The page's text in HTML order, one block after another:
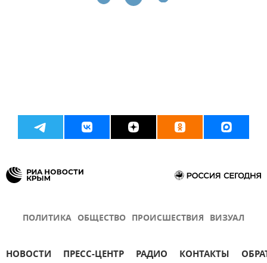
ПОЛИТИКА ОБЩЕСТВО ПРОИСШЕСТВИЯ ВИЗУАЛ
НОВОСТИ ПРЕСС-ЦЕНТР РАДИО КОНТАКТЫ